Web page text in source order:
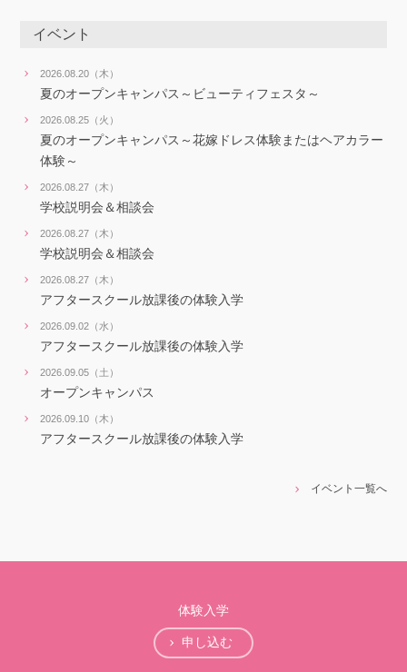
イベント
2026.08.20（木）
夏のオープンキャンパス～ビューティフェスタ～
2026.08.25（火）
夏のオープンキャンパス～花嫁ドレス体験またはヘアカラー
体験～
2026.08.27（木）
学校説明会＆相談会
2026.08.27（木）
学校説明会＆相談会
2026.08.27（木）
アフタースクール放課後の体験入学
2026.09.02（水）
アフタースクール放課後の体験入学
2026.09.05（土）
オープンキャンパス
2026.09.10（木）
アフタースクール放課後の体験入学
イベント一覧へ
体験入学
申し込む